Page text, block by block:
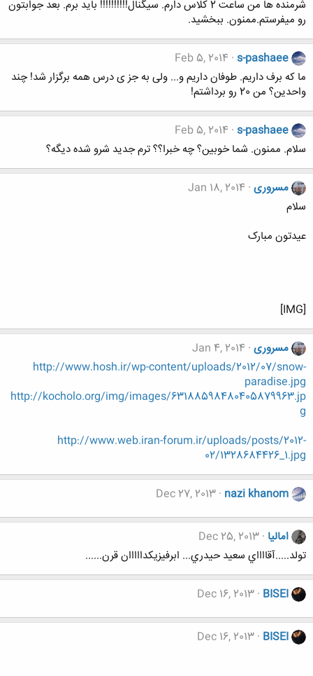
شرمنده ها من ساعت 2 کلاس دارم. سیگنال!!!!!!!!!! باید برم. بعد جوابتون
رو میفرستم.ممنون. ببخشید.
s-pashaee
Feb 5, 2014
ما که برف داریم. طوفان داریم و... ولی به جز ی درس همه برگزار شد! چند
واحدین؟ من 20 رو برداشتم!
s-pashaee
Feb 5, 2014
سلام. ممنون. شما خوبین؟ چه خبرا؟؟ ترم جدید شرو شده دیگه؟
مسروری Jan 18, 2014
سلام
عیدتون مبارک
[IMG]
مسروری Jan 4, 2014
http://www.hosh.ir/wp-content/uploads/2012/07/snow-
paradise.jpg
http://kocholo.org/img/images/63188598480405879963.jp
g
http://www.web.iran-forum.ir/uploads/posts/2012-
02/1328684426_1.jpg
nazi khanom
Dec 27, 2013
امالیا Dec 25, 2013
تولد.....آقااااي سعيد حيدري... ابرفيزيكدااااان قرن......
BISEI
Dec 16, 2013
BISEI
Dec 16, 2013